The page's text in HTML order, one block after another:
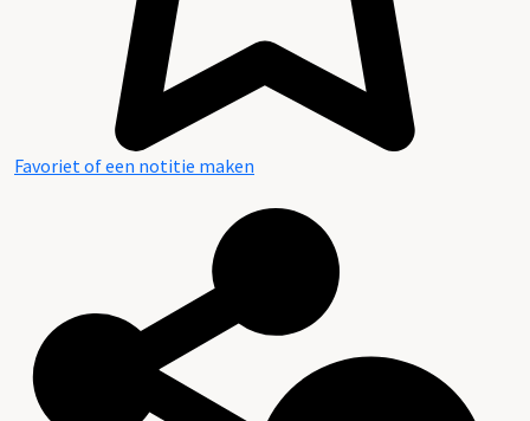
Favoriet of een notitie maken